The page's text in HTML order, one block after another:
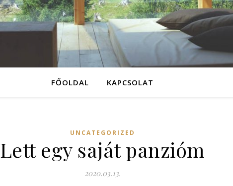
FŐOLDAL KAPCSOLAT
UNCATEGORIZED
Lett egy saját panzióm
2020.03.13.